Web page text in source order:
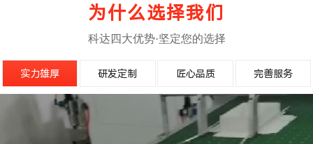
为什么选择我们
科达四大优势·坚定您的选择
实力雄厚 研发定制 匠心品质 完善服务